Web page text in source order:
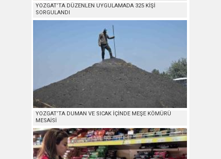
YOZGAT’TA DÜZENLEN UYGULAMADA 325 KİŞİ
SORGULANDI
YOZGAT’TA DUMAN VE SICAK İÇİNDE MEŞE KÖMÜRÜ
MESAİSİ